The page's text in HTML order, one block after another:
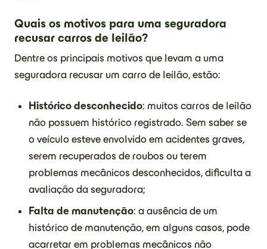
Quais os motivos para uma seguradora
recusar carros de leilão?
Dentre os principais motivos que levam a uma
seguradora recusar um carro de leilão, estão:
Histórico desconhecido: muitos carros de leilão
não possuem histórico registrado. Sem saber se
o veículo esteve envolvido em acidentes graves,
serem recuperados de roubos ou terem
problemas mecânicos desconhecidos, dificulta a
avaliação da seguradora;
Falta de manutenção: a ausência de um
histórico de manutenção, em alguns casos, pode
acarretar em problemas mecânicos não